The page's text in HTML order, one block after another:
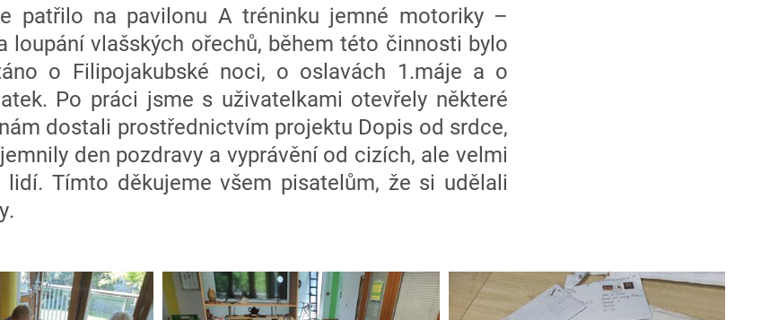
patřilo na pavilonu A tréninku jemné motoriky –
loupání vlašských ořechů, během této činnosti bylo
o Filipojakubské noci, o oslavách 1.máje a o
Po práci jsme s uživatelkami otevřely některé
dostali prostřednictvím projektu Dopis od srdce,
den pozdravy a vyprávění od cizích, ale velmi
Tímto děkujeme všem pisatelům, že si udělali